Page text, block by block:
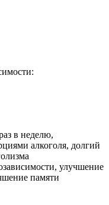
в неделю,
алкоголя, долгий
улучшение
памяти